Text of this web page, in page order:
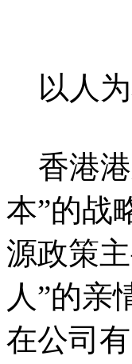
以人
香港港
本”的战
源政策
人”的亲
在公司